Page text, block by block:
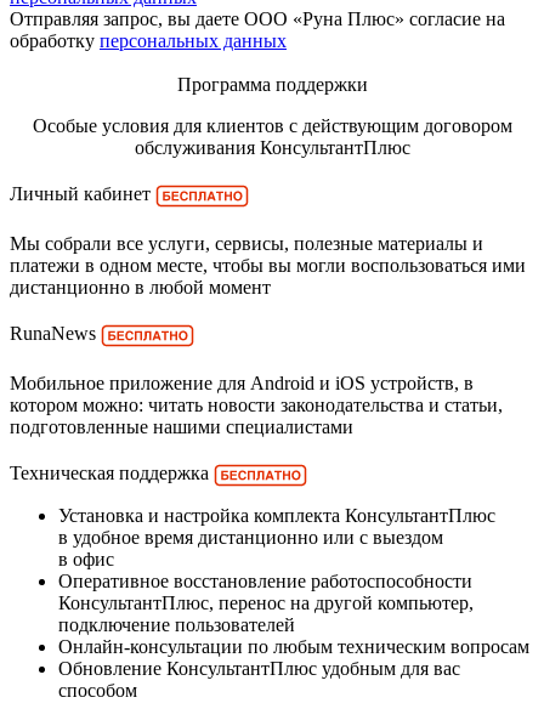
Отправляя запрос, вы даете ООО «Руна Плюс» согласие на
обработку персональных данных
Программа поддержки
Особые условия для клиентов с действующим договором
обслуживания КонсультантПлюс
Личный кабинет
Мы собрали все услуги, сервисы, полезные материалы и
платежи в одном месте, чтобы вы могли воспользоваться ими
дистанционно в любой момент
RunaNews
Мобильное приложение для Android и iOS устройств, в
котором можно: читать новости законодательства и статьи,
подготовленные нашими специалистами
Техническая поддержка
Установка и настройка комплекта КонсультантПлюс
в удобное время дистанционно или с выездом
в офис
Оперативное восстановление работоспособности
КонсультантПлюс, перенос на другой компьютер,
подключение пользователей
Онлайн-консультации по любым техническим вопросам
Обновление КонсультантПлюс удобным для вас
способом